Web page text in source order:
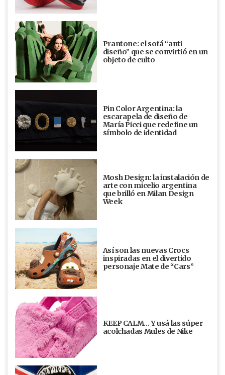
Prantone: el sofá “anti
diseño” que se convirtió en un
objeto de culto
Pin Color Argentina: la
escarapela de diseño de
María Picci que redefine un
símbolo de identidad
Mosh Design: la instalación de
arte con micelio argentina
que brilló en Milan Design
Week
Así son las nuevas Crocs
inspiradas en el divertido
personaje Mate de “Cars”
KEEP CALM… Y usá las súper
acolchadas Mules de Nike